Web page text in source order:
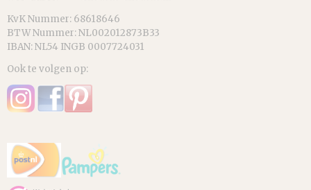
KvK Nummer: 68618646
BTW Nummer: NL002012873B33
IBAN: NL54 INGB 0007724031
Ook te volgen op: